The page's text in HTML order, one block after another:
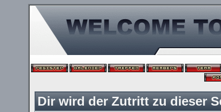
Dir wird der Zutritt zu dieser